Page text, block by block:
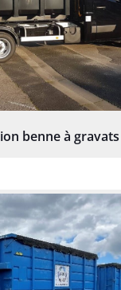
benne à gravats